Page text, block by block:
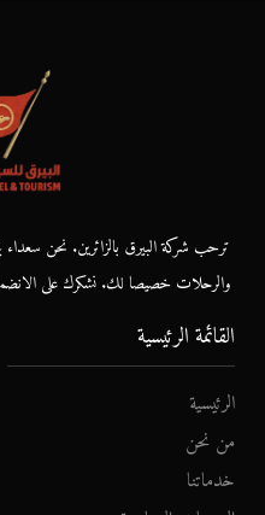
ترحب شركة البيرق بالزائرين. نحن
والرحلات خصيصا لك. نشكرك على
القائمة الرئيسية
الرئيسية
من نحن
خدماتنا